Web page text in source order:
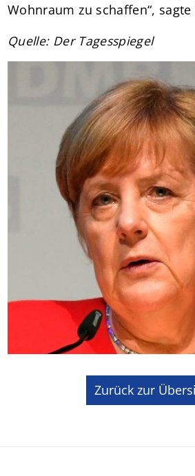
Wohnraum zu schaffen“,
Quelle: Der Tagesspiegel
Zurück zur